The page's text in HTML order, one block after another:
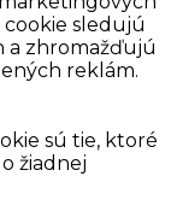
sledujú
a zhromažďujú
reklám.
sú tie, ktoré
žiadnej